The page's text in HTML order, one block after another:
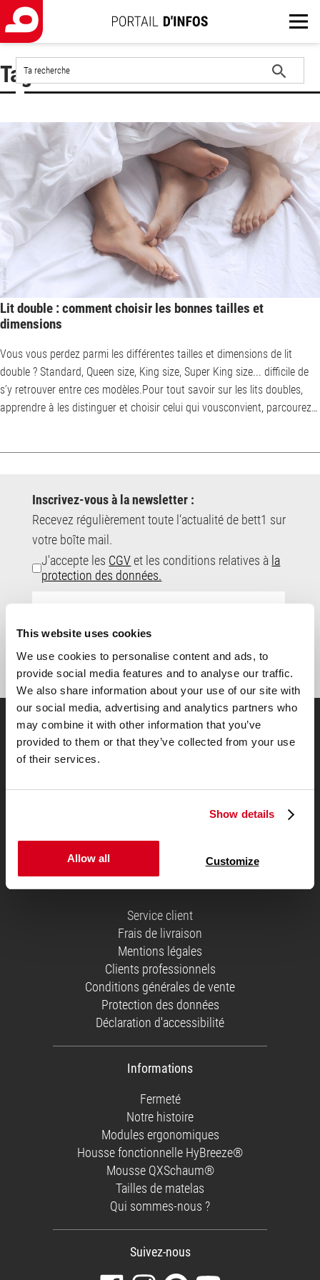
This website uses cookies
We use cookies to personalise content and ads, to
provide social media features and to analyse our traffic.
We also share information about your use of our site with
our social media, advertising and analytics partners who
may combine it with other information that you’ve
provided to them or that they’ve collected from your use
of their services.
Show details
Allow all Customize
Rechercher
sur
le
recherche
Tag : lit standard
Lit double : comment choisir les bonnes tailles et
dimensions
Vous vous perdez parmi les différentes tailles et dimensions de lit
double ? Standard, Queen size, King size, Super King size... difficile de
s’y retrouver entre ces modèles.Pour tout savoir sur les lits doubles,
apprendre à les distinguer et choisir celui qui vousconvient, parcourez
Inscrivez-vous à la newsletter :
Recevez régulièrement toute l‘actualité de bett1 sur
votre boîte mail.
J'accepte les CGVet les conditions relatives à la
protection des données.
Inscription
Choisissez votre matelas
Généralités
Service client
Frais de livraison
Mentions légales
Clients professionnels
Conditions générales de vente
Protection des données
Déclaration d'accessibilité
Informations
Fermeté
Notre histoire
Modules ergonomiques
Housse fonctionnelle HyBreeze®
Mousse QXSchaum®
Tailles de matelas
Qui sommes-nous ?
Suivez-nous